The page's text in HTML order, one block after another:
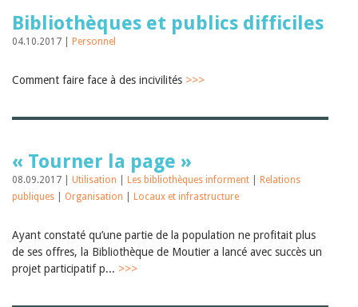
Sarah Jenni
Gabriela Hammel
Brigitte Burri
Archives
Juin 2026
Novembre 2025
Septembre 2025
Juillet 2025
Février 2025
Janvier 2025
2024
Bibliothèques et publics difficiles
04.10.2017 | Personnel
Comment faire face à des incivilités >>>
« Tourner la page »
08.09.2017 | Utilisation Les bibliothèques informent
Relations
publiques
Organisation Locaux et infrastructure
Ayant constaté qu’une partie de la population ne profitait plus
de ses offres, la Bibliothèque de Moutier a lancé avec succès un
projet participatif p... >>>